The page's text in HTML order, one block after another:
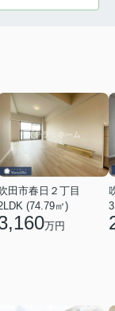
田市春日２丁目
(74.79㎡)
万円